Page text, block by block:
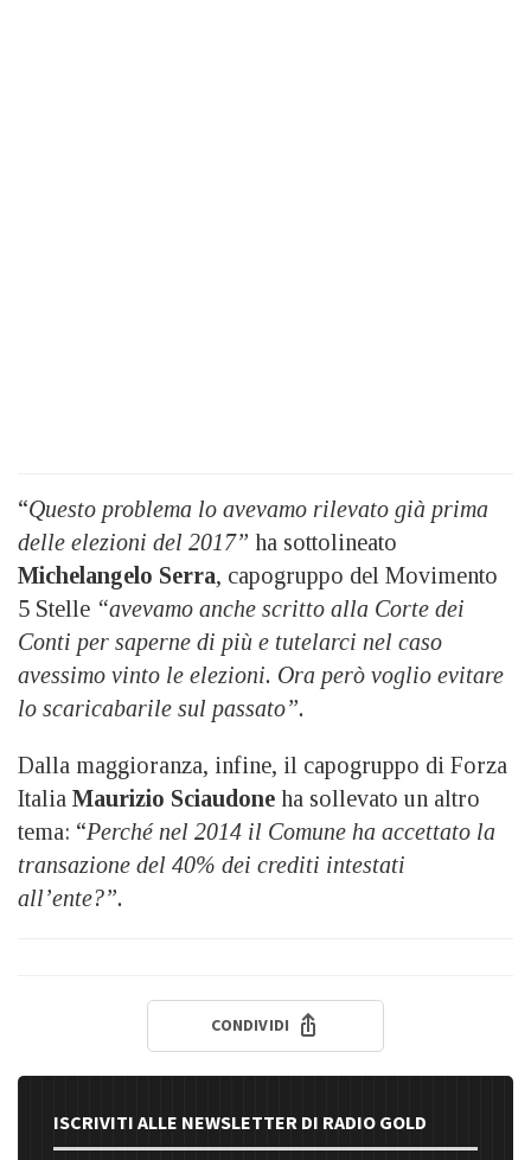
“Questo problema lo avevamo rilevato già prima
delle elezioni del 2017” ha sottolineato
Michelangelo Serra, capogruppo del Movimento
5 Stelle “avevamo anche scritto alla Corte dei
Conti per saperne di più e tutelarci nel caso
avessimo vinto le elezioni. Ora però voglio evitare
lo scaricabarile sul passato”.
Dalla maggioranza, infine, il capogruppo di Forza
Italia Maurizio Sciaudone ha sollevato un altro
tema: “Perché nel 2014 il Comune ha accettato la
transazione del 40% dei crediti intestati
all’ente?”.
CONDIVIDI
ISCRIVITI ALLE NEWSLETTER DI RADIO GOLD